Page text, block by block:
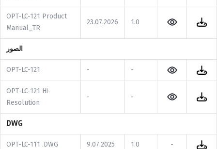
OPT-LC-121 Product
Manual_TR
23.07.2026 1.0
الصور
OPT-LC-121 - -
OPT-LC-121 Hi-
Resolution
- -
DWG
OPT-LC-111 .DWG 9.07.2025 1.0 -